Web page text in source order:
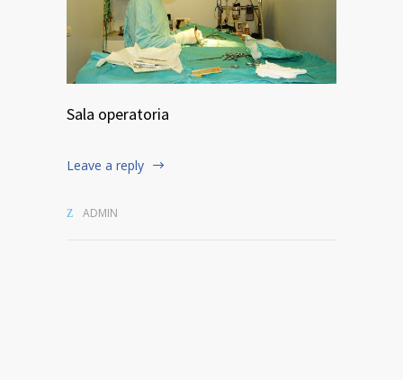
Sala operatoria
Leave a reply
ADMIN